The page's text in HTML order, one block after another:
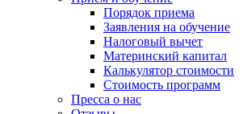
Порядок приема
Заявления на обучение
Налоговый вычет
Материнский капитал
Калькулятор стоимости
Стоимость программ
Пресса о нас